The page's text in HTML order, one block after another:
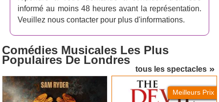
informé au moins 48 heures avant la représentation.
Veuillez nous contacter pour plus d'informations.
tous les spectacles
Comédies Musicales Les Plus
Populaires De Londres
Jesus Christ Superstar
(London Palladium)
Meilleurs Prix
The Devil Wears Prada